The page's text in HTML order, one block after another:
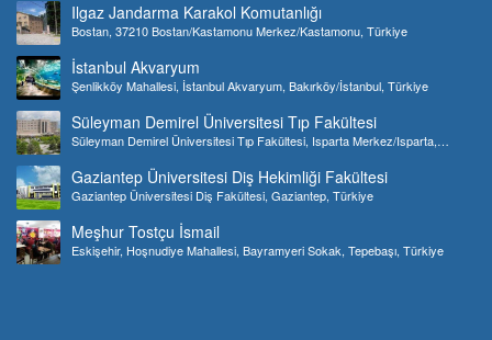
Ilgaz Jandarma Karakol Komutanlığı
Bostan, 37210 Bostan/Kastamonu Merkez/Kastamonu, Türkiye
İstanbul Akvaryum
Şenlikköy Mahallesi, İstanbul Akvaryum, Bakırköy/İstanbul, Türkiye
Süleyman Demirel Üniversitesi Tıp Fakültesi
Süleyman Demirel Üniversitesi Tıp Fakültesi, Isparta Merkez/Isparta,
Gaziantep Üniversitesi Diş Hekimliği Fakültesi
Gaziantep Üniversitesi Diş Fakültesi, Gaziantep, Türkiye
Meşhur Tostçu İsmail
Eskişehir, Hoşnudiye Mahallesi, Bayramyeri Sokak, Tepebaşı, Türkiye